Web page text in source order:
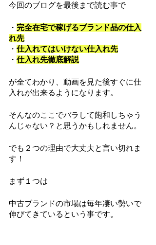
今回のブログを最後まで読む事で
・ 完全在宅で稼げるブランド品の仕入
れ先
・ 仕入れてはいけない仕入れ先
・ 仕入れ先徹底解説
が全てわかり、動画を見た後すぐに仕
入れが出来るようになります。
そんなのここでバラして飽和しちゃう
んじゃない？と思うかもしれません。
でも２つの理由で大丈夫と言い切れま
す！
まず１つは
中古ブランドの市場は毎年凄い勢いで
伸びてきているという事です。